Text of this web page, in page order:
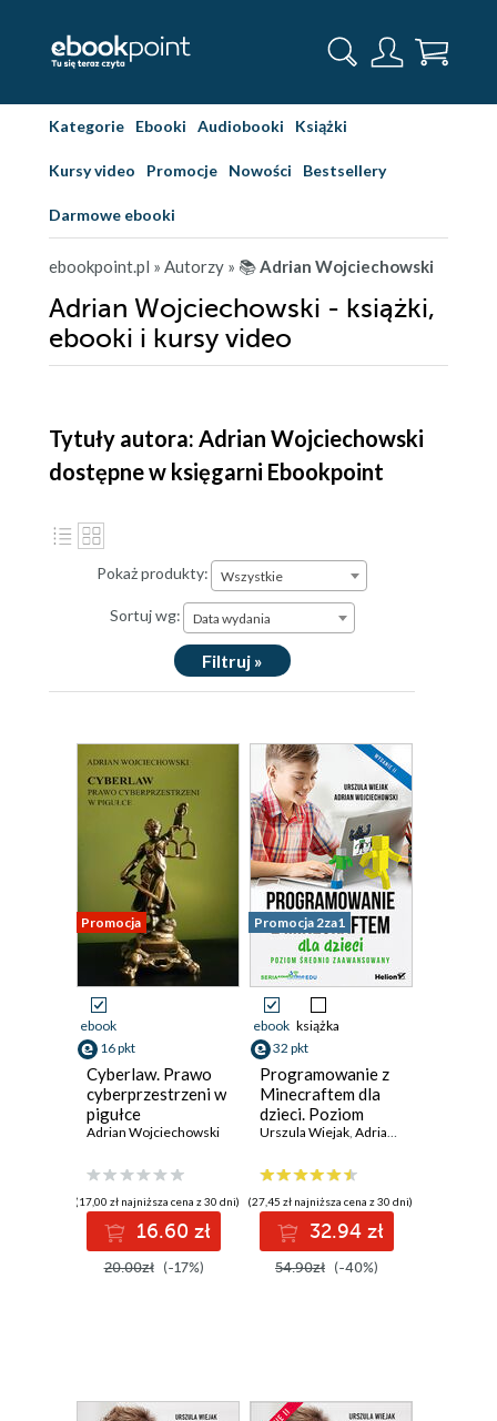
Kategorie Ebooki Audiobooki Książki
Kursy video Promocje Nowości Bestsellery
Darmowe ebooki
ebookpoint.pl » Autorzy » 📚Adrian Wojciechowski
Adrian Wojciechowski - książki,
ebooki i kursy video
Tytuły autora: Adrian Wojciechowski
dostępne w księgarni Ebookpoint
Pokaż produkty: Wszystkie
Sortuj wg: Data wydania
Filtruj »
Promocja
ebook
16 pkt
Cyberlaw. Prawo
cyberprzestrzeni w
pigułce
Adrian Wojciechowski
(17,00 zł najniższa cena z 30 dni)
16.60 zł
20.00zł (-17%)
Promocja 2za1
ebook książka
32 pkt
Programowanie z
Minecraftem dla
dzieci. Poziom
średnio
Wydanie II
Urszula Wiejak, Adrian Wojciechowski
(27,45 zł najniższa cena z 30 dni)
32.94 zł
54.90zł (-40%)